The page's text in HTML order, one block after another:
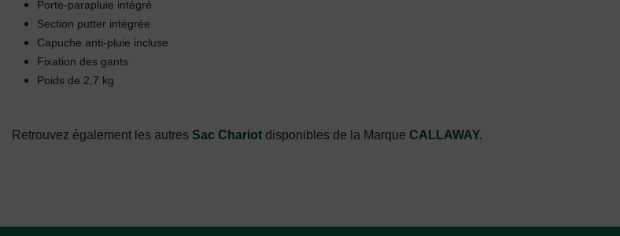
Porte-parapluie intégré
Section putter intégrée
Capuche anti-pluie incluse
Fixation des gants
Poids de 2,7 kg
Retrouvez également les autres Sac Chariot disponibles de la Marque CALLAWAY.